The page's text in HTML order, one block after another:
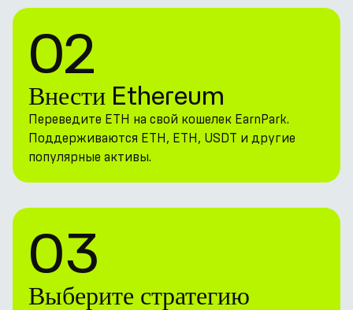
02
Внести Ethereum
Переведите ETH на свой кошелек EarnPark.
Поддерживаются ETH, ETH, USDT и другие
популярные активы.
03
Выберите стратегию